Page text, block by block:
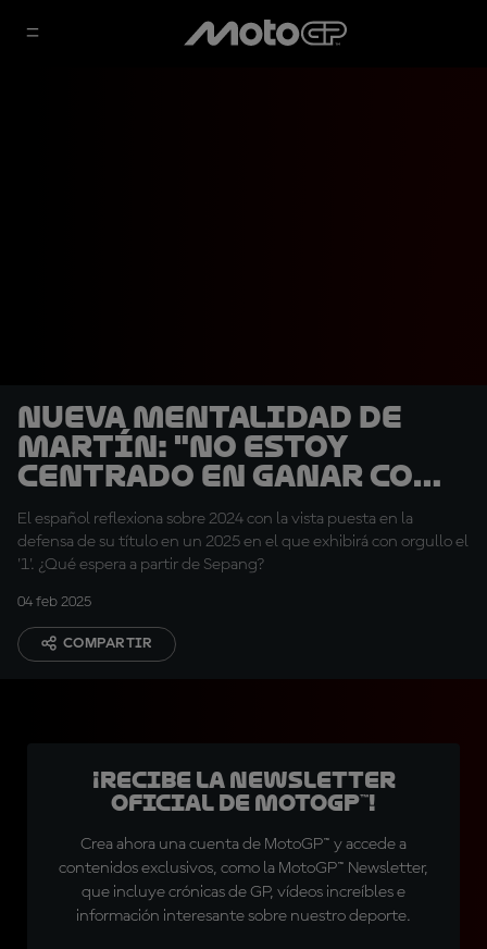
Nueva mentalidad de
Martín: "No estoy
centrado en ganar como
en 2024..."
El español reflexiona sobre 2024 con la vista puesta en la
defensa de su título en un 2025 en el que exhibirá con orgullo el
'1'. ¿Qué espera a partir de Sepang?
04 feb 2025
COMPARTIR
¡Recibe la Newsletter
oficial de MotoGP™!
Crea ahora una cuenta de MotoGP™ y accede a
contenidos exclusivos, como la MotoGP™ Newsletter,
que incluye crónicas de GP, vídeos increíbles e
información interesante sobre nuestro deporte.